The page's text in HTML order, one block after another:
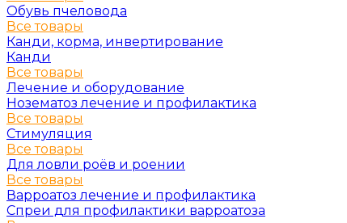
Обувь пчеловода
Все товары
Канди, корма, инвертирование
Канди
Все товары
Лечение и оборудование
Нозематоз лечение и профилактика
Все товары
Стимуляция
Все товары
Для ловли роёв и роении
Все товары
Варроатоз лечение и профилактика
Спреи для профилактики варроатоза